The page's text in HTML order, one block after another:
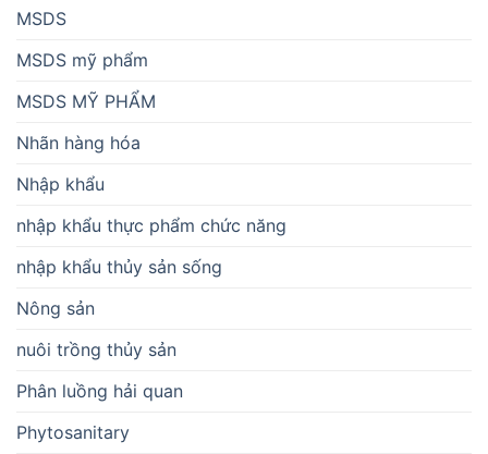
MSDS
MSDS mỹ phẩm
MSDS MỸ PHẨM
Nhãn hàng hóa
Nhập khẩu
nhập khẩu thực phẩm chức năng
nhập khẩu thủy sản sống
Nông sản
nuôi trồng thủy sản
Phân luồng hải quan
Phytosanitary